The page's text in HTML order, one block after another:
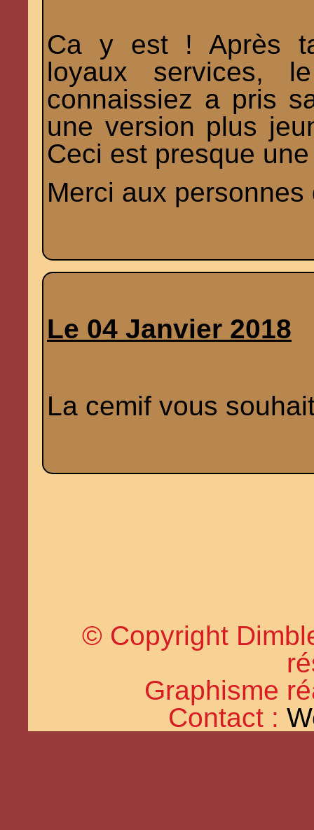
Ca y est ! Après
loyaux services,
connaissiez a pris
une version plus
Ceci est presque
Merci aux
Le 04 Janvier 2018
La cemif vous
© Copyright
Graphisme
Contact :